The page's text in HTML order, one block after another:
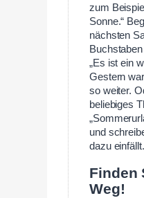
zum
Sonne.“
nächsten
„Es ist ein
Gestern
so weiter.
beliebiges
und
dazu einfällt.
Finden
Weg!